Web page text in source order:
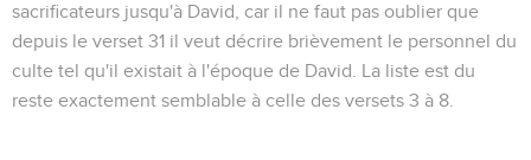
sacrificateurs jusqu'à David, car il ne faut pas oublier que
depuis le verset 31 il veut décrire brièvement le personnel du
culte tel qu'il existait à l'époque de David. La liste est du
reste exactement semblable à celle des versets 3 à 8.